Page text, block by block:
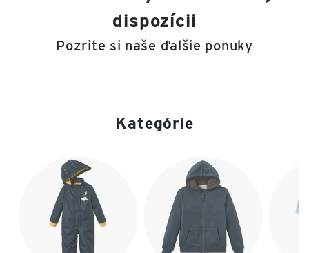
dispozícii
Pozrite si naše ďalšie ponuky
Kategórie